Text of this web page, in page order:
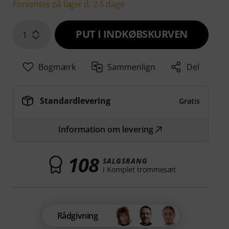
Forventes på lager d. 2-5 dage
1 PUT I INDKØBSKURVEN
Bogmærk Sammenlign Del
Standardlevering Gratis
Information om levering
108 SALGSRANG
i Komplet trommesæt
Rådgivning